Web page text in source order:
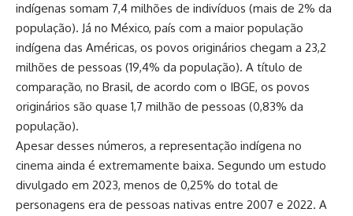
indígenas somam 7,4 milhões de indivíduos (mais de 2% da
população). Já no México, país com a maior população
indígena das Américas, os povos originários chegam a 23,2
milhões de pessoas (19,4% da população). A título de
comparação, no Brasil, de acordo com o IBGE, os povos
originários são quase 1,7 milhão de pessoas (0,83% da
população).
Apesar desses números, a representação indígena no
cinema ainda é extremamente baixa. Segundo um estudo
divulgado em 2023, menos de 0,25% do total de
personagens era de pessoas nativas entre 2007 e 2022. A